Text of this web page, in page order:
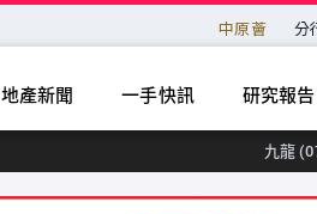
中原薈 分
地產新聞 一手快訊 研究報告
九龍
新界東